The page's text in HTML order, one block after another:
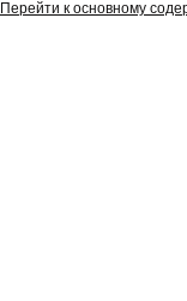
Перейти к основному